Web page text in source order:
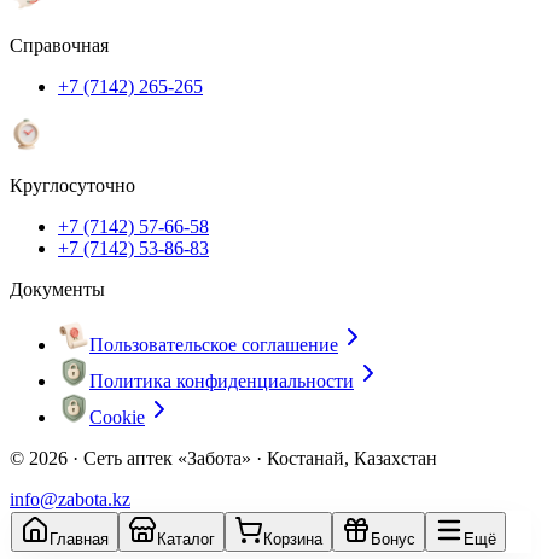
Справочная
+7 (7142) 265-265
Круглосуточно
+7 (7142) 57-66-58
+7 (7142) 53-86-83
Документы
Пользовательское соглашение
Политика конфиденциальности
Cookie
© 2026 · Сеть аптек «Забота» · Костанай, Казахстан
info@zabota.kz
Главная Каталог Корзина Бонус Ещё